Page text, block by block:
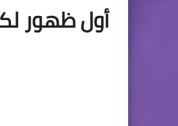
أول ظهور